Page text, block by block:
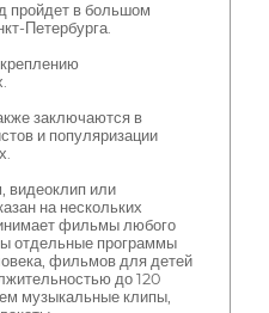
пройдет в большом
Петербурга.
заключаются в
и популяризации
или
на нескольких
фильмы любого
отдельные программы
фильмов для детей
до 120
музыкальные клипы,